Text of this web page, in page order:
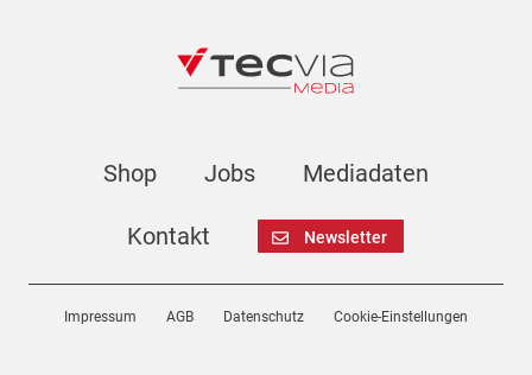
Shop Jobs Mediadaten
Kontakt Newsletter
Impressum AGB Datenschutz Cookie-Einstellungen